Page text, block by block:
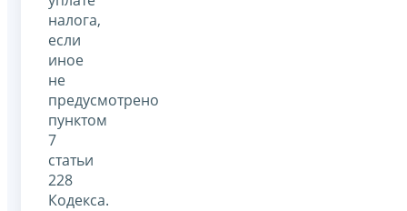
налога,
если
иное
не
предусмотрено
пунктом
7
статьи
228
Кодекса.